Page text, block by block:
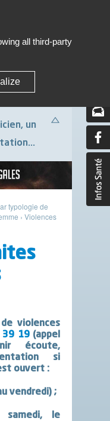
un
typologie de
› Violences
violences
39 19(appel
écoute,
si
ouvert :
vendredi) ;
le
all third-party